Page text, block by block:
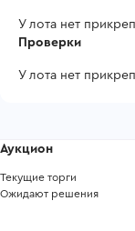
У лота нет
Проверки
У лота нет
Аукцион
Текущие торги
Ожидают решения